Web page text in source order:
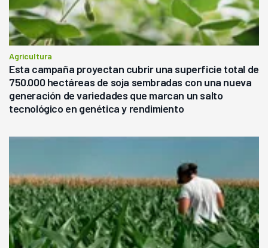
Agricultura
Esta campaña proyectan cubrir una superficie total de
750.000 hectáreas de soja sembradas con una nueva
generación de variedades que marcan un salto
tecnológico en genética y rendimiento